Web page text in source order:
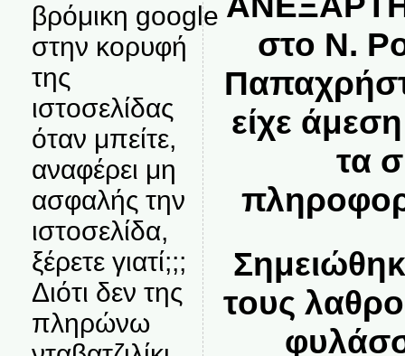
βρόμικη google
στην κορυφή
της
ιστοσελίδας
όταν μπείτε,
αναφέρει μη
ασφαλής την
ιστοσελίδα,
ξέρετε γιατί;;;
Διότι δεν της
πληρώνω
στο Ν.
είχε
τα
τους